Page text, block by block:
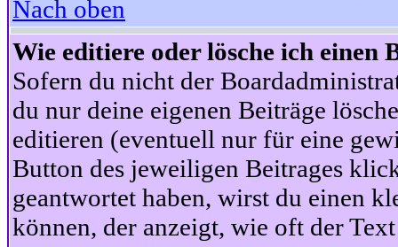
Nach oben
Wie editiere oder lösche ich einen
Sofern du nicht der
du nur deine eigenen Beiträge
editieren (eventuell nur für eine
Button des jeweiligen Beitrages
geantwortet haben, wirst du einen
können, der anzeigt, wie oft der